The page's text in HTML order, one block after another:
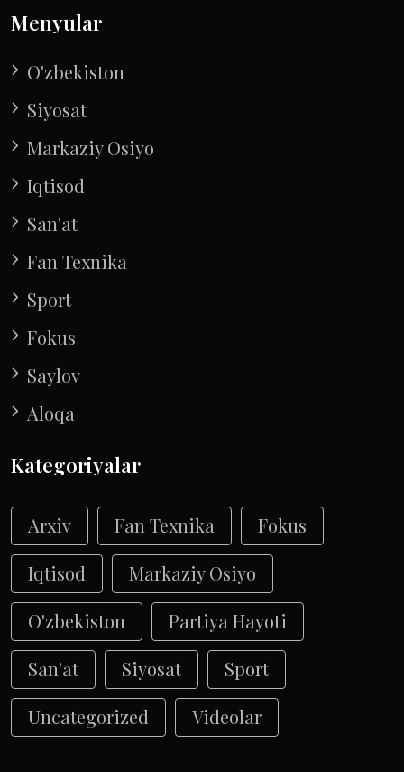
Menyular
O'zbekiston
Siyosat
Markaziy Osiyo
Iqtisod
San'at
Fan Texnika
Sport
Fokus
Saylov
Aloqa
Kategoriyalar
Arxiv Fan Texnika
Fokus
Iqtisod
Markaziy Osiyo
O'zbekiston
Partiya Hayoti
San'at
Siyosat
Sport
Uncategorized
Videolar